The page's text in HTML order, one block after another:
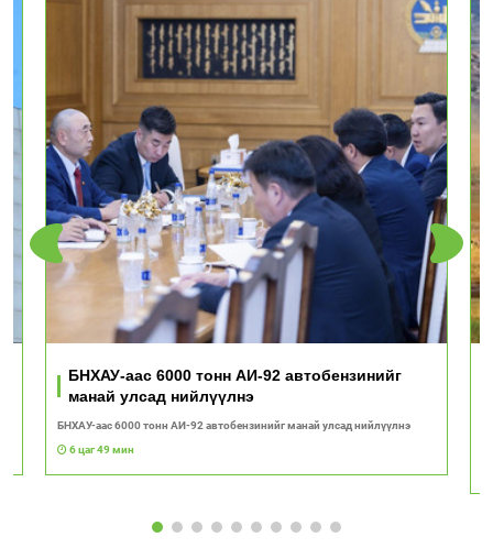
БНХАУ-аас 6000 тонн АИ-92 автобензинийг
манай улсад нийлүүлнэ
БНХАУ-аас 6000 тонн АИ-92 автобензинийг манай улсад нийлүүлнэ
6 цаг 49 мин